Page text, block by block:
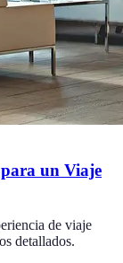
un Viaje
de viaje
detallados.